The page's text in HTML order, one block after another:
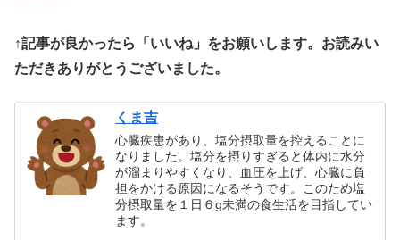
↑記事が良かったら「いいね」をお願いします。お読みい
ただきありがとうございました。
くま吉
心臓疾患があり、塩分摂取量を控えることに
なりました。塩分を摂りすぎると体内に水分
が溜まりやすくなり、血圧を上げ、心臓に負
担をかける原因になるそうです。このため塩
分摂取量を１日６g未満の食生活を目指してい
ます。